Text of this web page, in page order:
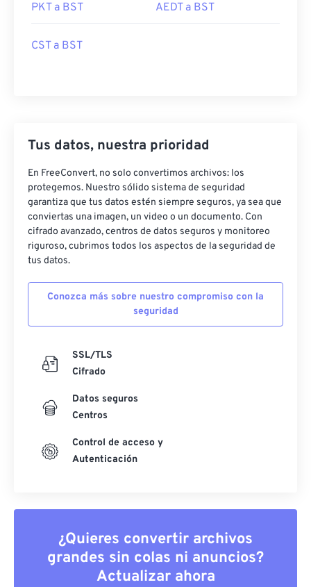
PKT a BST AEDT a BST
CST a BST
Tus datos, nuestra prioridad
En FreeConvert, no solo convertimos archivos: los
protegemos. Nuestro sólido sistema de seguridad
garantiza que tus datos estén siempre seguros, ya sea que
conviertas una imagen, un video o un documento. Con
cifrado avanzado, centros de datos seguros y monitoreo
riguroso, cubrimos todos los aspectos de la seguridad de
tus datos.
Conozca más sobre nuestro compromiso con la
seguridad
SSL/TLS
Cifrado
Datos seguros
Centros
Control de acceso y
Autenticación
¿Quieres convertir archivos
grandes sin colas ni anuncios?
Actualizar ahora